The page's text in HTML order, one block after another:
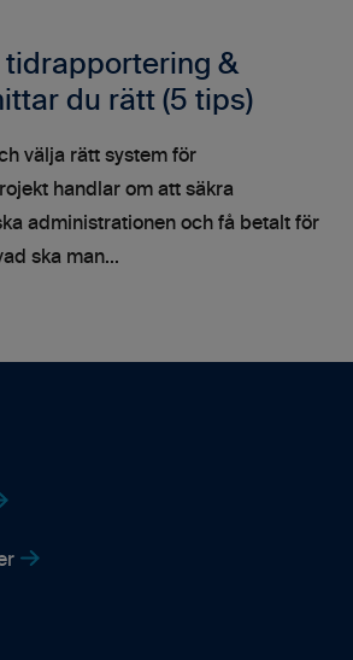
tidrapportering &
du rätt (5 tips)
välja rätt system för
handlar om att säkra
administrationen och få betalt för
ska man...